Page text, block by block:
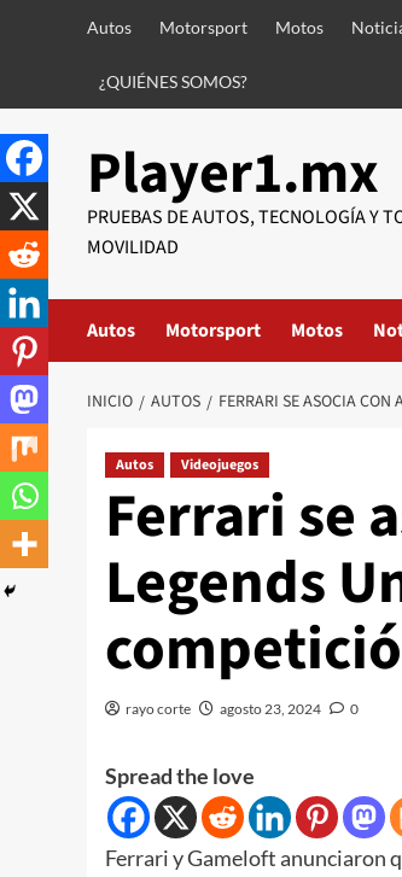
Autos Motorsport Motos
¿QUIÉNES SOMOS?
Player1.mx
PRUEBAS DE AUTOS, TECNOLOGÍA Y
MOVILIDAD
Autos Motorsport Motos
INICIO AUTOS FERRARI SE ASOCIA
Autos Videojuegos
Ferrari se
Legends
rayo corte agosto 23, 2024 0
Spread the love
Ferrari y Gameloft anunciaron